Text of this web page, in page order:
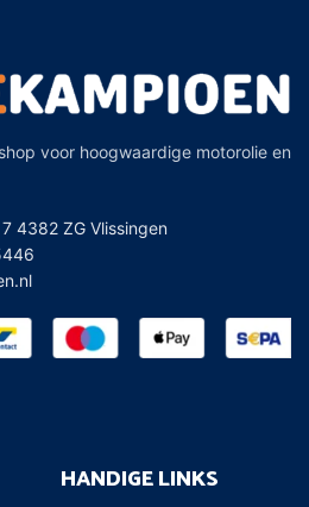
voor hoogwaardige motorolie en
4382 ZG Vlissingen
HANDIGE LINKS